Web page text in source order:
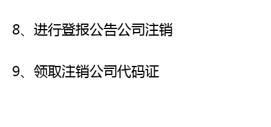
8、进行登报公告公司注销
9、领取注销公司代码证